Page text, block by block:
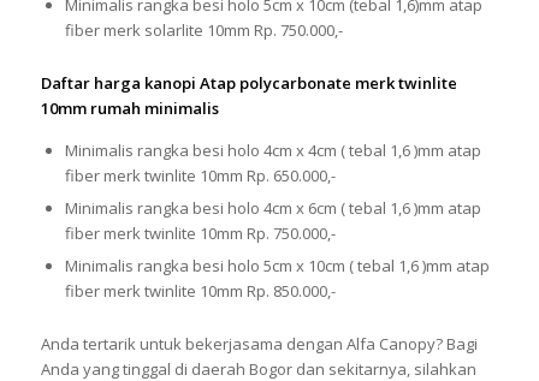
Minimalis rangka besi holo 5cm x 10cm (tebal 1,6)mm atap
fiber merk solarlite 10mm Rp. 750.000,-
Daftar harga kanopi Atap polycarbonate merk twinlite
10mm rumah minimalis
Minimalis rangka besi holo 4cm x 4cm ( tebal 1,6 )mm atap
fiber merk twinlite 10mm Rp. 650.000,-
Minimalis rangka besi holo 4cm x 6cm ( tebal 1,6 )mm atap
fiber merk twinlite 10mm Rp. 750.000,-
Minimalis rangka besi holo 5cm x 10cm ( tebal 1,6 )mm atap
fiber merk twinlite 10mm Rp. 850.000,-
Anda tertarik untuk bekerjasama dengan Alfa Canopy? Bagi
Anda yang tinggal di daerah Bogor dan sekitarnya, silahkan